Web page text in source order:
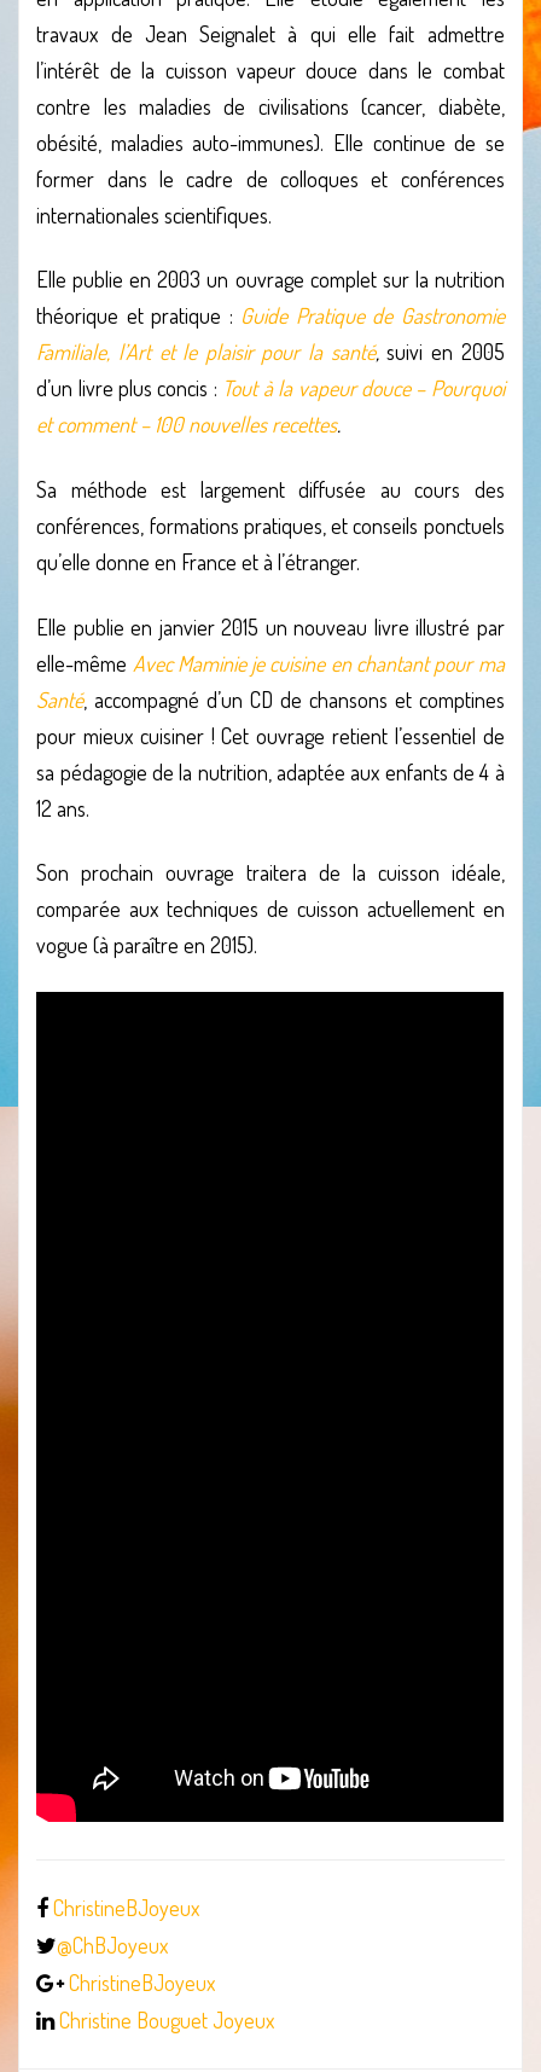
travaux de Jean Seignalet à qui elle fait admettre
l’intérêt de la cuisson vapeur douce dans le combat
contre les maladies de civilisations (cancer, diabète,
obésité, maladies auto-immunes). Elle continue de se
former dans le cadre de colloques et conférences
internationales scientifiques.
Elle publie en 2003 un ouvrage complet sur la nutrition
théorique et pratique : Guide Pratique de Gastronomie
Familiale, l’Art et le plaisir pour la santé,suivi en 2005
d’un livre plus concis : Tout à la vapeur douce – Pourquoi
et comment – 100 nouvelles recettes.
Sa méthode est largement diffusée au cours des
conférences, formations pratiques, et conseils ponctuels
qu’elle donne en France et à l’étranger.
Elle publie en janvier 2015 un nouveau livre illustré par
elle-même Avec Maminie je cuisine en chantant pour ma
Santé, accompagné d’un CD de chansons et comptines
pour mieux cuisiner ! Cet ouvrage retient l’essentiel de
sa pédagogie de la nutrition, adaptée aux enfants de 4 à
12 ans.
Son prochain ouvrage traitera de la cuisson idéale,
comparée aux techniques de cuisson actuellement en
vogue (à paraître en 2015).
ChristineBJoyeux
@ChBJoyeux
ChristineBJoyeux
Christine Bouguet Joyeux